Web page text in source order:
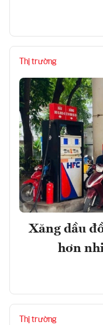
Thị trường
Xăng dầu
hơn
Thị trường